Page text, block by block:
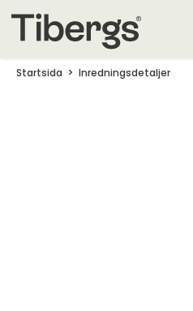
Startsida Inredningsdetaljer